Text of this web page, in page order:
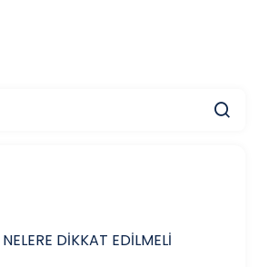
DİKKAT EDİLMELİ